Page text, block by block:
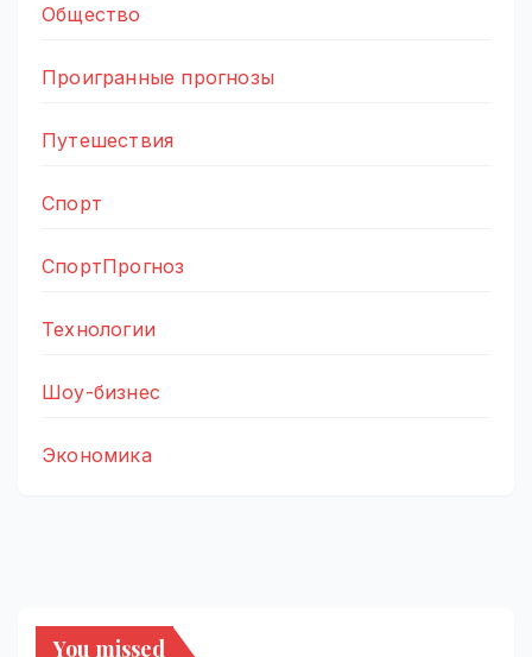
Общество
Проигранные прогнозы
Путешествия
Спорт
СпортПрогноз
Технологии
Шоу-бизнес
Экономика
You missed